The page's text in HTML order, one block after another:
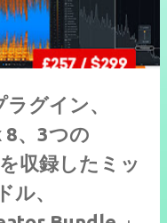
グイン、
8、3つの
収録したミッ
ル、